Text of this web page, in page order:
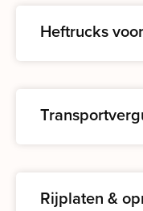
Heftrucks
Rijplaten &